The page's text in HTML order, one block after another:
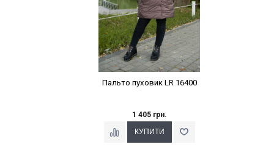
Пальто пуховик LR 16400
1 405 грн.